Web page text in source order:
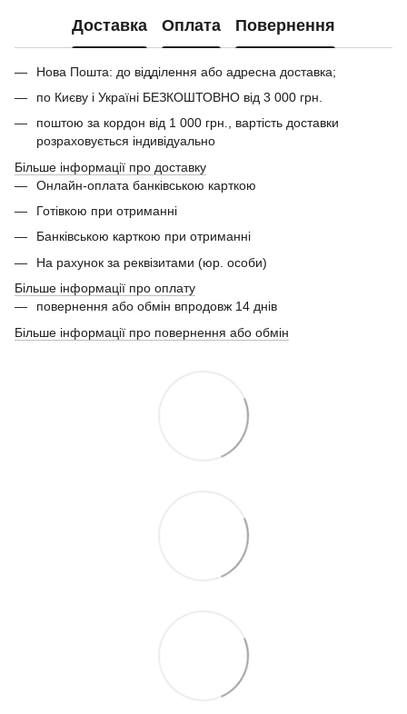
Доставка Оплата Повернення
Нова Пошта: до відділення або адресна доставка;
по Києву і Україні БЕЗКОШТОВНО від 3 000 грн.
поштою за кордон від 1 000 грн., вартість доставки
розраховується індивідуально
Більше інформації про доставку
Онлайн-оплата банківською карткою
Готівкою при отриманні
Банківською карткою при отриманні
На рахунок за реквізитами (юр. особи)
Більше інформації про оплату
повернення або обмін впродовж 14 днів
Більше інформації про повернення або обмін